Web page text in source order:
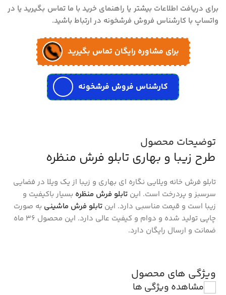
برای دریافت اطلاعات بیشتر یا راهنمای خرید با ما تماس بگیرید یا در
واتساپ با کارشناس فروش فرشخونه در ارتباط باشید.
برای مشاوره رایگان تماس بگیرید
کارشناس فروش فرشخونه
توضیحات محصول
طرح زیبا و بهاری تابلو فرش منظره
تابلو فرش خانه ویلایی نگاره ای بهاری و زیبا از یک ویلا در فضایی
سرسبز و پردرخت است. این تابلو فرش منظره بسیار باکیفیت و
زیبا است و قیمت مناسبی دارد. این تابلو فرش ماشینی به صورت
چاپی تولید شده و دوام و کیفیت عالی دارد. این محصول 36 ماه
ضمانت و ارسال رایگان دارد.
ویژگی های محصول
مشاهده ویژگی ها